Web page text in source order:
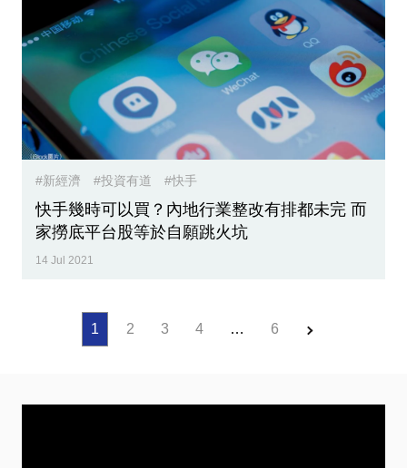
#新經濟 #投資有道 #快手
快手幾時可以買？內地行業整改有排都未完 而
家撈底平台股等於自願跳火坑
14 Jul 2021
1 2 3 4 … 6